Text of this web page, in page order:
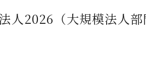
人2026（大規模法人